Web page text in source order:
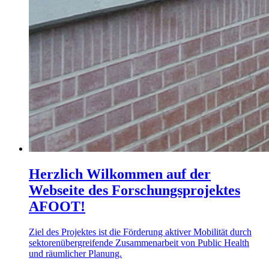
Herzlich Wilkommen auf der
Webseite des Forschungsprojektes
AFOOT!
Ziel des Projektes ist die Förderung aktiver Mobilität durch
sektorenübergreifende Zusammenarbeit von Public Health
und räumlicher Planung.